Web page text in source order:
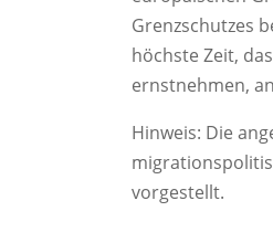
Grenzschutzes
höchste Zeit,
ernstnehmen,
Hinweis: Die
vorgestellt.